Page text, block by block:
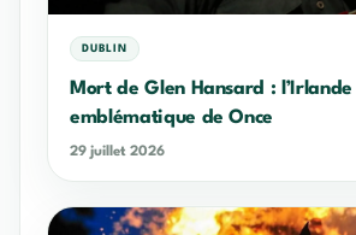
DUBLIN
Mort de Glen Hansard :
emblématique de Once
29 juillet 2026